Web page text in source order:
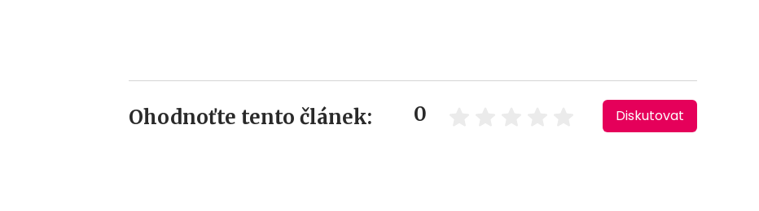
Ohodnoťte tento článek: 0 Diskutovat